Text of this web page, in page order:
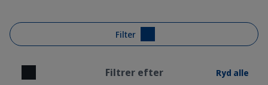
Filter
Luk Filtrer efter Ryd alle